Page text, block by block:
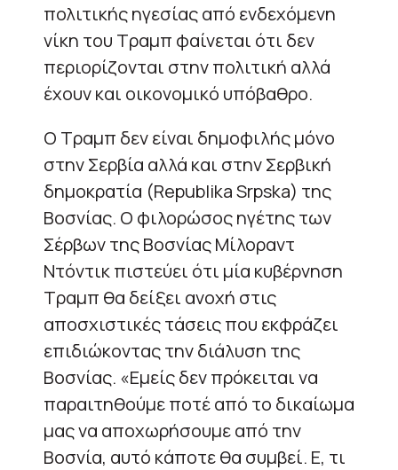
πολιτικής ηγεσίας από ενδεχόμενη
νίκη του Τραμπ φαίνεται ότι δεν
περιορίζονται στην πολιτική αλλά
έχουν και οικονομικό υπόβαθρο.
Ο Τραμπ δεν είναι δημοφιλής μόνο
στην Σερβία αλλά και στην Σερβική
δημοκρατία (Republika Srpska) της
Βοσνίας. Ο φιλορώσος ηγέτης των
Σέρβων της Βοσνίας Μίλοραντ
Ντόντικ πιστεύει ότι μία κυβέρνηση
Τραμπ θα δείξει ανοχή στις
αποσχιστικές τάσεις που εκφράζει
επιδιώκοντας την διάλυση της
Βοσνίας. «Εμείς δεν πρόκειται να
παραιτηθούμε ποτέ από το δικαίωμα
μας να αποχωρήσουμε από την
Βοσνία, αυτό κάποτε θα συμβεί. Ε, τι